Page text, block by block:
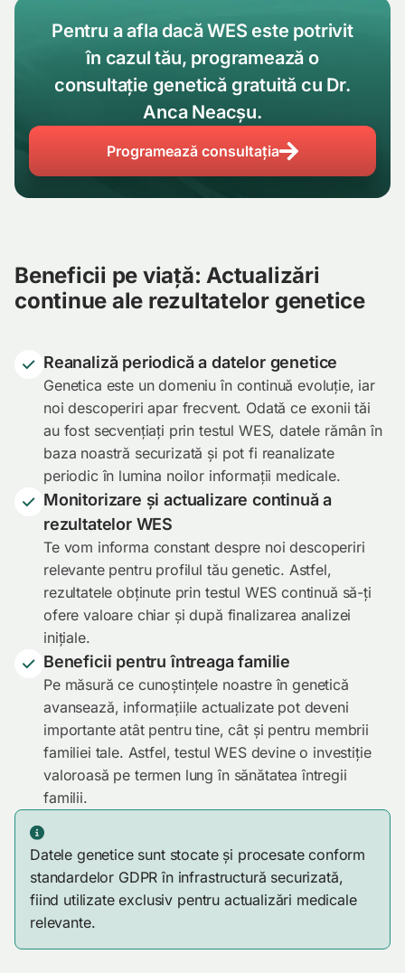
Pentru a afla dacă WES este potrivit
în cazul tău, programează o
consultație genetică gratuită cu Dr.
Anca Neacșu.
Programează consultația
Beneficii pe viață: Actualizări
continue ale rezultatelor genetice
Reanaliză periodică a datelor genetice
Genetica este un domeniu în continuă evoluție, iar
noi descoperiri apar frecvent. Odată ce exonii tăi
au fost secvențiați prin testul WES, datele rămân în
baza noastră securizată și pot fi reanalizate
periodic în lumina noilor informații medicale.
Monitorizare și actualizare continuă a
rezultatelor WES
Te vom informa constant despre noi descoperiri
relevante pentru profilul tău genetic. Astfel,
rezultatele obținute prin testul WES continuă să-ți
ofere valoare chiar și după finalizarea analizei
inițiale.
Beneficii pentru întreaga familie
Pe măsură ce cunoștințele noastre în genetică
avansează, informațiile actualizate pot deveni
importante atât pentru tine, cât și pentru membrii
familiei tale. Astfel, testul WES devine o investiție
valoroasă pe termen lung în sănătatea întregii
familii.
Datele genetice sunt stocate și procesate conform
standardelor GDPR în infrastructură securizată,
fiind utilizate exclusiv pentru actualizări medicale
relevante.